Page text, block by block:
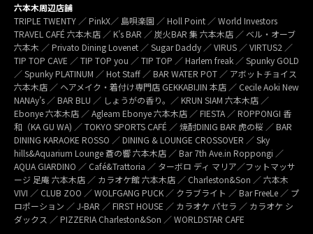
六本木周辺店舗
TRIPLE TWENTY ／ PinkX／ 島唄楽園 ／ Holl Point ／ World Investors
TRAVEL CAFÉ 六本木店 ／ K’s BAR ／ 炭火BAR 集 六本木店 ／ ベル・オーブ
六本木 ／ Privato Dining Lovenet ／ Sugar Daddy ／ VIRUS ／ VIRTUS2 ／
TIP TOP CAVE ／ TIP TOP you ／ TIP TOP ／ Harlem freak ／ Spunky GOLD
／ Spunky PLATINUM ／ Hot Staff ／ BAR WATER POT ／ アボットチョイス
六本木店 ／ ヘアメイク・着付け専門店 GEKKABIJIN 本店 ／ Cecile Aoki New
NANAy’s ／ BAR BLU ／ しょうがの香り。／ KRUN SIAM 六本木店 ／
Ebonye 六本木店 ／ Agleam Ebonye 六本木店 ／ FIESTA ／ ROPPONGI 香
和（KA GU WA) ／ TOKYO SPORTS CAFÉ ／ 焼酎DINIG BAR 虎の桜 ／ BAR
DINING KARAOKE ROSSO ／ DINING & LOUNGE CROSSOVER ／ Sky
hills&Aquarium Lounge 蒼の響 六本木店 ／ Bar 7th Ave.in Roppongi ／
AQUA GIARDINO ／ Café&Trattoria ／ ターボロ ディ マリア／フットマッサ
ージ 足庵 六本木店 ／ カラオケ館 六本木店 ／ Charleston&Son ／ 六本木
VIVI ／ CLUB ZOO ／ WOLFGANG PUCK ／ クラブライト ／ Bar FreeLe ／ プ
ロポーション ／ J-BAR ／ FIRST HOUSE ／ カラオケ パセラ ／ カラオケ シ
ダックス ／ PIZZERIA Charleston&Son ／ WORLDSTAR CAFE